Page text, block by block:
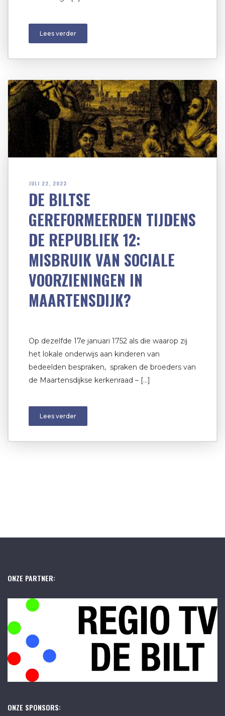
Lees verder
JULI 22, 2023
DE BILTSE
GEREFORMEERDEN TIJDENS
DE REPUBLIEK 12:
MISBRUIK VAN SOCIALE
VOORZIENINGEN IN
MAARTENSDIJK?
Op dezelfde 17e januari 1752 als die waarop zij
het lokale onderwijs aan kinderen van
bedeelden bespraken, spraken de broeders van
de Maartensdijkse kerkenraad – […]
Lees verder
ONZE PARTNER:
ONZE SPONSORS: